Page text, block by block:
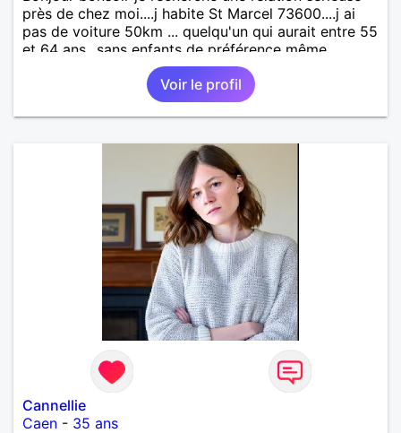
près de chez moi....j habite St Marcel 73600....j ai
pas de voiture 50km ... quelqu'un qui aurait entre 55
et 64 ans...sans enfants de préférence même
adultes et qui n aurait garder aucun contact avec
une où plusieurs ex...si vous correspondez à ma
recherche ecrivez moi je vous répondrai...
Voir le profil
Cannellie
Caen - 35 ans